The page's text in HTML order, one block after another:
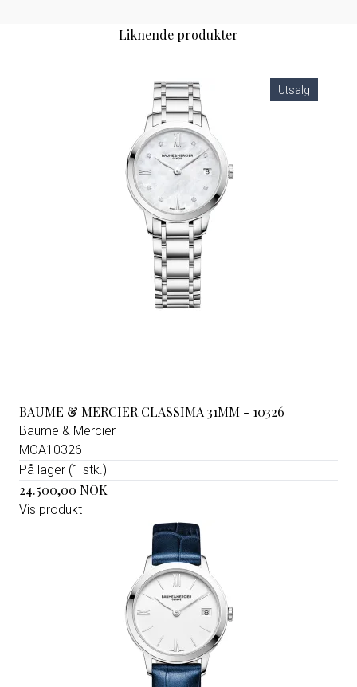
Liknende produkter
BAUME & MERCIER CLASSIMA 31MM - 10326
Baume & Mercier
MOA10326
På lager (1 stk.)
24.500,00 NOK
Vis produkt
Utsalg